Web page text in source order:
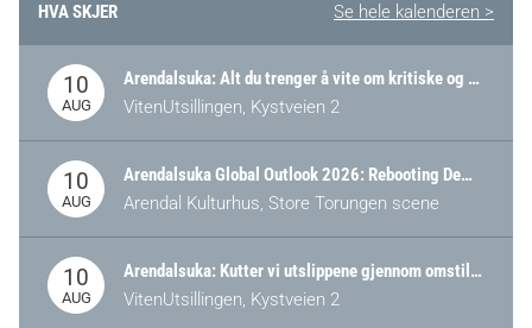
HVA SKJER Se hele kalenderen >
10
AUG
Arendalsuka: Alt du trenger å vite om kritiske og strategiske verdikjeder i Norge
VitenUtsillingen, Kystveien 2
10
AUG
Arendalsuka Global Outlook 2026: Rebooting Democracy for a New World Order
Arendal Kulturhus, Store Torungen scene
10
AUG
Arendalsuka: Kutter vi utslippene gjennom omstilling – eller tap av industri?
VitenUtsillingen, Kystveien 2